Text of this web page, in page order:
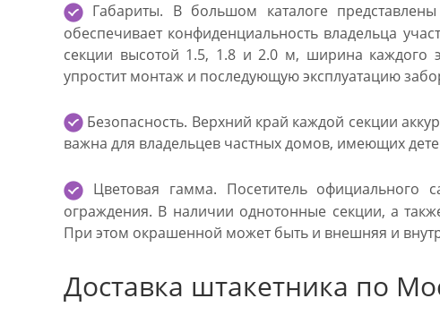
Габариты. В большом каталоге
обеспечивает конфиденциальность владельца
секции высотой 1.5, 1.8 и 2.0 м, ширина каждого
упростит монтаж и последующую эксплуатацию
Безопасность. Верхний край каждой секции
важна для владельцев частных домов, имеющих
Цветовая гамма. Посетитель
ограждения. В наличии однотонные секции, а
При этом окрашенной может быть и внешняя и
Доставка штакетника по